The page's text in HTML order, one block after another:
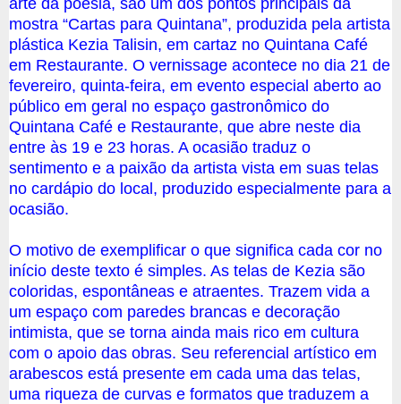
arte da poesia, são um dos pontos principais da
mostra “Cartas para Quintana”, produzida pela artista
plástica Kezia Talisin, em cartaz no Quintana Café
em Restaurante. O vernissage acontece no dia 21 de
fevereiro, quinta-feira, em evento especial aberto ao
público em geral no espaço gastronômico do
Quintana Café e Restaurante, que abre neste dia
entre às 19 e 23 horas. A ocasião traduz o
sentimento e a paixão da artista vista em suas telas
no cardápio do local, produzido especialmente para a
ocasião.
O motivo de exemplificar o que significa cada cor no
início deste texto é simples. As telas de Kezia são
coloridas, espontâneas e atraentes. Trazem vida a
um espaço com paredes brancas e decoração
intimista, que se torna ainda mais rico em cultura
com o apoio das obras. Seu referencial artístico em
arabescos está presente em cada uma das telas,
uma riqueza de curvas e formatos que traduzem a